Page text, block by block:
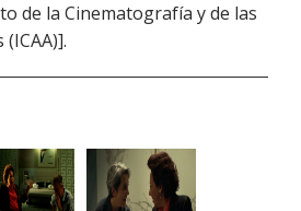
de la Cinematografía y de las